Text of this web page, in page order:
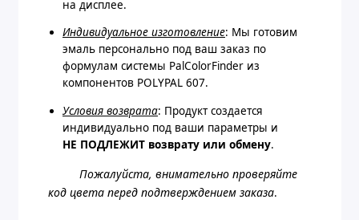
на дисплее.
Индивидуальное изготовление: Мы готовим
эмаль персонально под ваш заказ по
формулам системы PalColorFinder из
компонентов POLYPAL 607.
Условия возврата: Продукт создается
индивидуально под ваши параметры и
НЕ ПОДЛЕЖИТ возврату или обмену.
Пожалуйста, внимательно проверяйте
код цвета перед подтверждением заказа.